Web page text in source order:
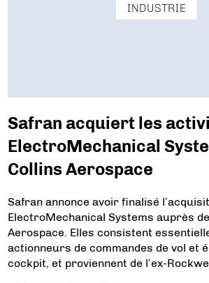
INDUSTRIE
Safran acquiert les
ElectroMechanical
Collins Aerospace
Safran annonce avoir finalisé
ElectroMechanical Systems auprès
Aerospace. Elles consistent
actionneurs de commandes de vol et
cockpit, et proviennent de l’ex-